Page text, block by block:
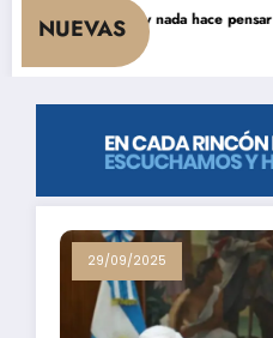
NUEVAS
el consumo y nada hace pensar
29/09/2025